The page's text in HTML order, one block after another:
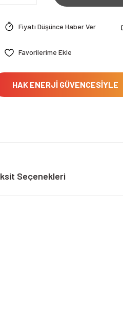
Fiyatı Düşünce Haber Ver
HAK ENERJİ GÜVENCESİYLE
Seçenekleri